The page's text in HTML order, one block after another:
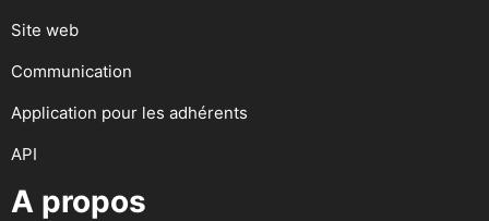
Site web
Communication
Application pour les adhérents
API
A propos